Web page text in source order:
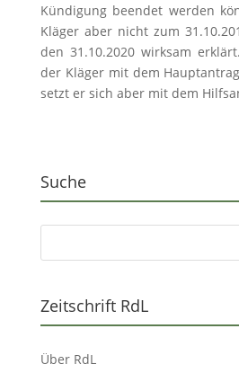
Kündigung beendet werden
Kläger aber nicht zum
den 31.10.2020 wirksam
der Kläger mit dem
setzt er sich aber mit dem
Suche
Zeitschrift RdL
Über RdL